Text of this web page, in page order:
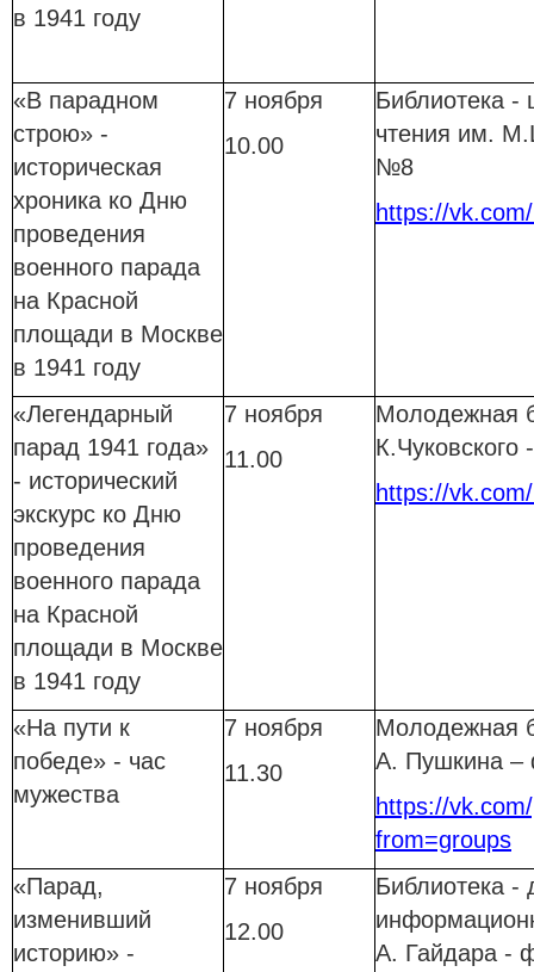
в 1941 году
«В парадном
строю» -
историческая
хроника ко Дню
проведения
военного парада
на Красной
площади в Москве
в 1941 году
7 ноября
10.00
Библиотека -
чтения им.
№8
https://
«Легендарный
парад 1941 года»
- исторический
экскурс ко Дню
проведения
военного парада
на Красной
площади в Москве
в 1941 году
7 ноября
11.00
Молодежная
https://
«На пути к
победе» - час
мужества
7 ноября
11.30
Молодежная
А. Пушкина
https://
from=groups
«Парад,
изменивший
историю» -
7 ноября
12.00
Библиотека -
А. Гайдара -